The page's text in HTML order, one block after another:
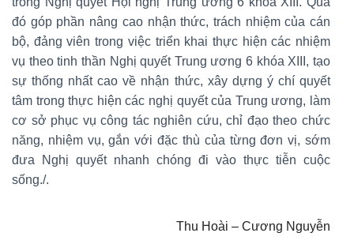
đó góp phần nâng cao nhận thức, trách nhiệm của cán
bộ, đảng viên trong việc triển khai thực hiện các nhiệm
vụ theo tinh thần Nghị quyết Trung ương 6 khóa XIII, tạo
sự thống nhất cao về nhận thức, xây dựng ý chí quyết
tâm trong thực hiện các nghị quyết của Trung ương, làm
cơ sở phục vụ công tác nghiên cứu, chỉ đạo theo chức
năng, nhiệm vụ, gắn với đặc thù của từng đơn vị, sớm
đưa Nghị quyết nhanh chóng đi vào thực tiễn cuộc
sống./.
Thu Hoài – Cương Nguyễn